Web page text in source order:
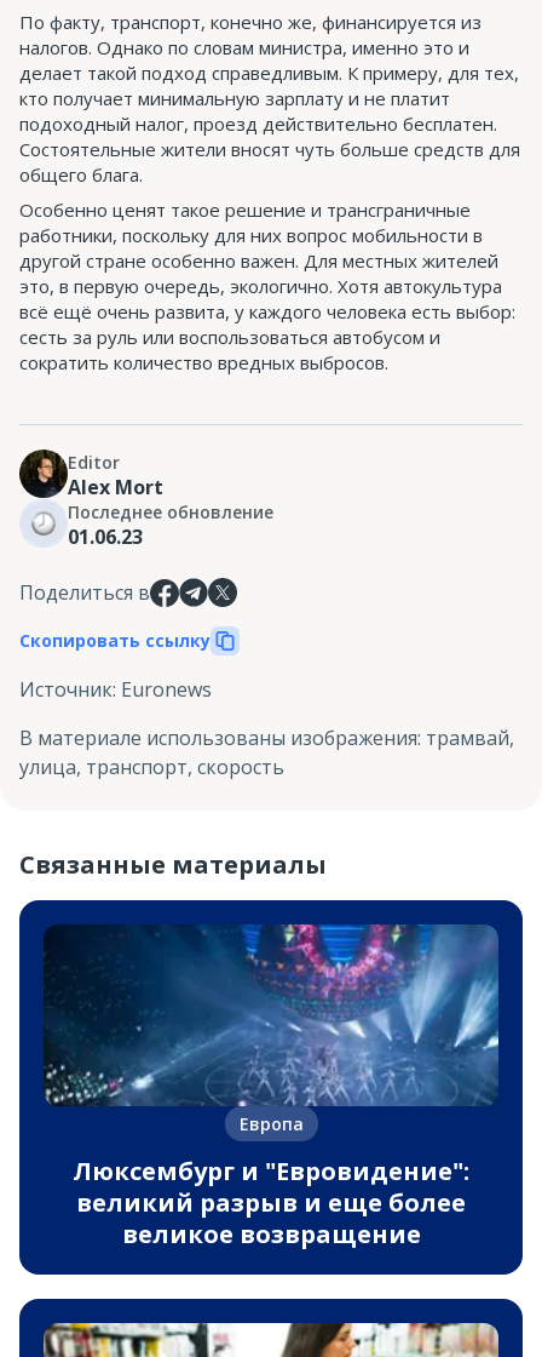
По факту, транспорт, конечно же, финансируется из
налогов. Однако по словам министра, именно это и
делает такой подход справедливым. К примеру, для тех,
кто получает минимальную зарплату и не платит
подоходный налог, проезд действительно бесплатен.
Состоятельные жители вносят чуть больше средств для
общего блага.
Особенно ценят такое решение и трансграничные
работники, поскольку для них вопрос мобильности в
другой стране особенно важен. Для местных жителей
это, в первую очередь, экологично. Хотя автокультура
всё ещё очень развита, у каждого человека есть выбор:
сесть за руль или воспользоваться автобусом и
сократить количество вредных выбросов.
Editor
Alex Mort
Последнее обновление
01.06.23
Поделиться в
Скопировать ссылку
Источник: Euronews
В материале использованы изображения: трамвай,
улица, транспорт, скорость
Связанные материалы
Европа
Люксембург и "Евровидение":
великий разрыв и еще более
великое возвращение